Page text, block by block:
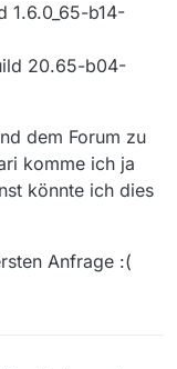
1.6.0_65-b14-
20.65-b04-
dem Forum zu
komme ich ja
könnte ich dies
Anfrage :(